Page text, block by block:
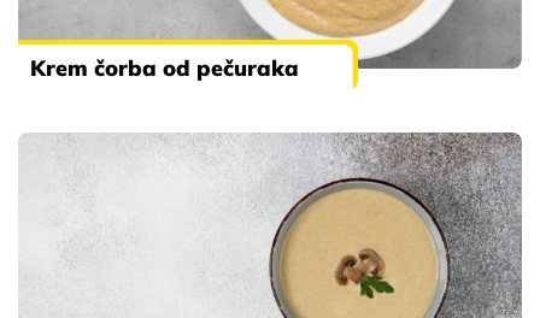
Krem čorba od pečuraka